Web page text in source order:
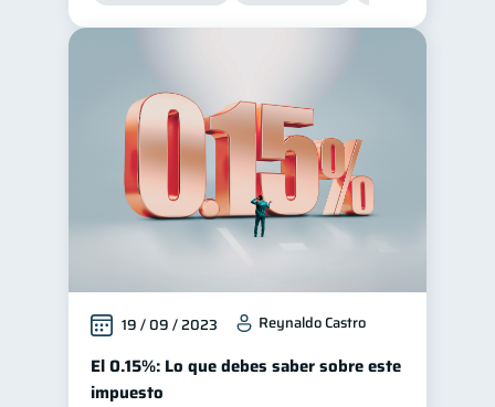
19 / 09 / 2023 Reynaldo Castro
El 0.15%: Lo que debes saber sobre este
impuesto